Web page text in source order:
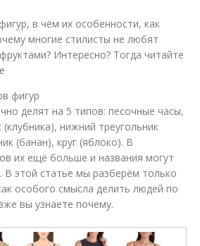
в чём их особенности, как
многие стилисты не любят
Интересно? Тогда читайте
фигур
делят на 5 типов: песочные часы,
(клубника), нижний треугольник
(банан), круг (яблоко). В
их ещё больше и названия могут
В этой статье мы разберём только
особого смысла делить людей по
вы узнаете почему.